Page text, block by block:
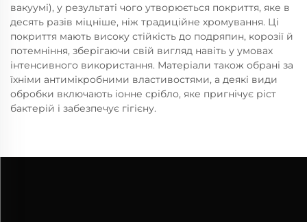
вакуумі), у результаті чого утворюється покриття, яке в
десять разів міцніше, ніж традиційне хромування. Ці
покриття мають високу стійкість до подряпин, корозії й
потемніння, зберігаючи свій вигляд навіть у умовах
інтенсивного використання. Матеріали також обрані за
їхніми антимікробними властивостями, а деякі види
обробки включають іонне срібло, яке пригнічує ріст
бактерій і забезпечує гігієну.